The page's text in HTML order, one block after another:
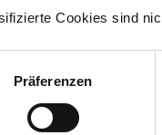
Cookies sind
Präferenzen
Rolle: